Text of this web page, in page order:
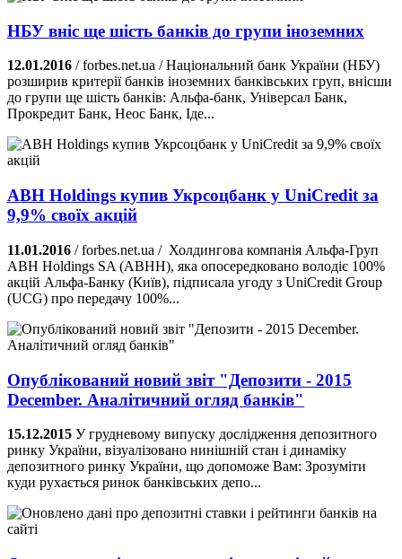
НБУ вніс ще шість банків до групи іноземних
12.01.2016 / forbes.net.ua / Національний банк України (НБУ)
розширив критерії банків іноземних банківських груп, внісши
до групи ще шість банків: Альфа-банк, Універсал Банк,
Прокредит Банк, Неос Банк, Іде...
ABH Holdings купив Укрсоцбанк у UniCredit за
9,9% своїх акцій
11.01.2016 / forbes.net.ua / Холдингова компанія Альфа-Груп
ABH Holdings SA (ABHH), яка опосередковано володіє 100%
акцій Альфа-Банку (Київ), підписала угоду з UniCredit Group
(UCG) про передачу 100%...
Опублікований новий звіт "Депозити - 2015
December. Аналітичний огляд банків"
15.12.2015 У грудневому випуску дослідження депозитного
ринку України, візуалізовано нинішній стан і динаміку
депозитного ринку України, що допоможе Вам: Зрозуміти
куди рухається ринок банківських депо...